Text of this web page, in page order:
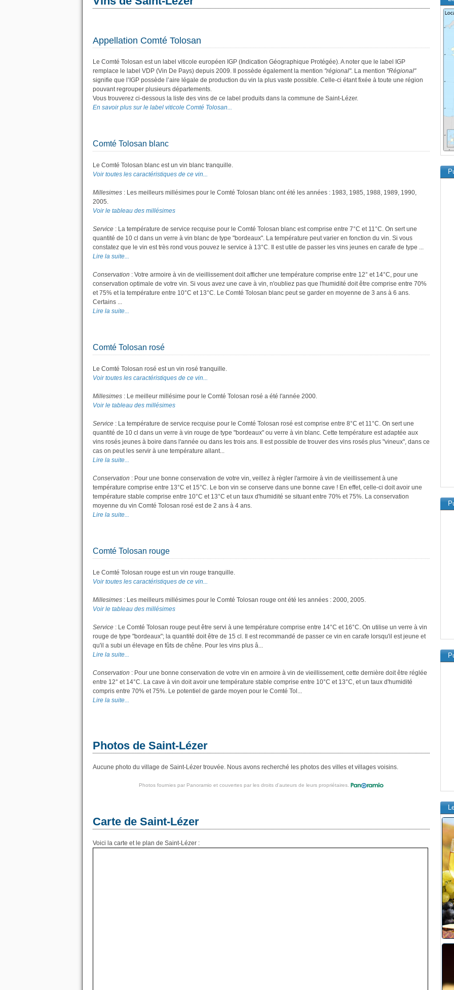
Appellation Comté Tolosan
Le Comté Tolosan est un label viticole européen IGP (Indication Géographique Protégée). A noter que le label IGP
remplace le label VDP (Vin De Pays) depuis 2009. Il possède également la mention "régional". La mention "Régional"
signifie que l’IGP possède l’aire légale de production du vin la plus vaste possible. Celle-ci étant fixée à toute une région
pouvant regrouper plusieurs départements.
Vous trouverez ci-dessous la liste des vins de ce label produits dans la commune de Saint-Lézer.
En savoir plus sur le label viticole Comté Tolosan...
Comté Tolosan blanc
Le Comté Tolosan blanc est un vin blanc tranquille.
Voir toutes les caractéristiques de ce vin...
Millesimes : Les meilleurs millésimes pour le Comté Tolosan blanc ont été les années : 1983, 1985, 1988, 1989, 1990,
2005.
Voir le tableau des millésimes
Service : La température de service recquise pour le Comté Tolosan blanc est comprise entre 7°C et 11°C. On sert une
quantité de 10 cl dans un verre à vin blanc de type "bordeaux". La température peut varier en fonction du vin. Si vous
constatez que le vin est très rond vous pouvez le service à 13°C. Il est utile de passer les vins jeunes en carafe de type ...
Lire la suite...
Conservation : Votre armoire à vin de vieillissement doit afficher une température comprise entre 12° et 14°C, pour une
conservation optimale de votre vin. Si vous avez une cave à vin, n'oubliez pas que l'humidité doit être comprise entre 70%
et 75% et la température entre 10°C et 13°C. Le Comté Tolosan blanc peut se garder en moyenne de 3 ans à 6 ans.
Certains ...
Lire la suite...
Comté Tolosan rosé
Le Comté Tolosan rosé est un vin rosé tranquille.
Voir toutes les caractéristiques de ce vin...
Millesimes : Le meilleur millésime pour le Comté Tolosan rosé a été l'année 2000.
Voir le tableau des millésimes
Service : La température de service recquise pour le Comté Tolosan rosé est comprise entre 8°C et 11°C. On sert une
quantité de 10 cl dans un verre à vin rouge de type "bordeaux" ou verre à vin blanc. Cette température est adaptée aux
vins rosés jeunes à boire dans l'année ou dans les trois ans. Il est possible de trouver des vins rosés plus "vineux", dans ce
cas on peut les servir à une température allant...
Lire la suite...
Conservation : Pour une bonne conservation de votre vin, veillez à règler l'armoire à vin de vieillissement à une
température comprise entre 13°C et 15°C. Le bon vin se conserve dans une bonne cave ! En effet, celle-ci doit avoir une
température stable comprise entre 10°C et 13°C et un taux d'humidité se situant entre 70% et 75%. La conservation
moyenne du vin Comté Tolosan rosé est de 2 ans à 4 ans.
Lire la suite...
Comté Tolosan rouge
Le Comté Tolosan rouge est un vin rouge tranquille.
Voir toutes les caractéristiques de ce vin...
Millesimes : Les meilleurs millésimes pour le Comté Tolosan rouge ont été les années : 2000, 2005.
Voir le tableau des millésimes
Service : Le Comté Tolosan rouge peut être servi à une température comprise entre 14°C et 16°C. On utilise un verre à vin
rouge de type "bordeaux"; la quantité doit être de 15 cl. Il est recommandé de passer ce vin en carafe lorsqu'il est jeune et
qu'il a subi un élevage en fûts de chêne. Pour les vins plus â...
Lire la suite...
Conservation : Pour une bonne conservation de votre vin en armoire à vin de vieillissement, cette dernière doit être réglée
entre 12° et 14°C. La cave à vin doit avoir une température stable comprise entre 10°C et 13°C, et un taux d'humidité
compris entre 70% et 75%. Le potentiel de garde moyen pour le Comté Tol...
Lire la suite...
Photos de Saint-Lézer
Aucune photo du village de Saint-Lézer trouvée. Nous avons recherché les photos des villes et villages voisins.
Photos fournies par Panoramio et couvertes par les droits d'auteurs de leurs propriétaires.
Carte de Saint-Lézer
Voici la carte et le plan de Saint-Lézer :